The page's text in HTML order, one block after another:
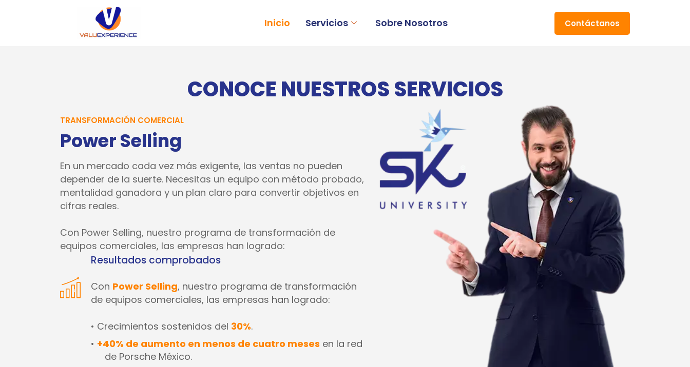
Inicio Servicios Sobre Nosotros Contáctanos
CONOCE NUESTROS SERVICIOS
TRANSFORMACIÓN COMERCIAL
Power Selling
En un mercado cada vez más exigente, las ventas no pueden
depender de la suerte. Necesitas un equipo con método probado,
mentalidad ganadora y un plan claro para convertir objetivos en
cifras reales.
Con Power Selling, nuestro programa de transformación de
equipos comerciales, las empresas han logrado:
Resultados comprobados
Con Power Selling, nuestro programa de transformación
de equipos comerciales, las empresas han logrado:
• Crecimientos sostenidos del 30%.
• +40% de aumento en menos de cuatro meses en la red
de Porsche México.